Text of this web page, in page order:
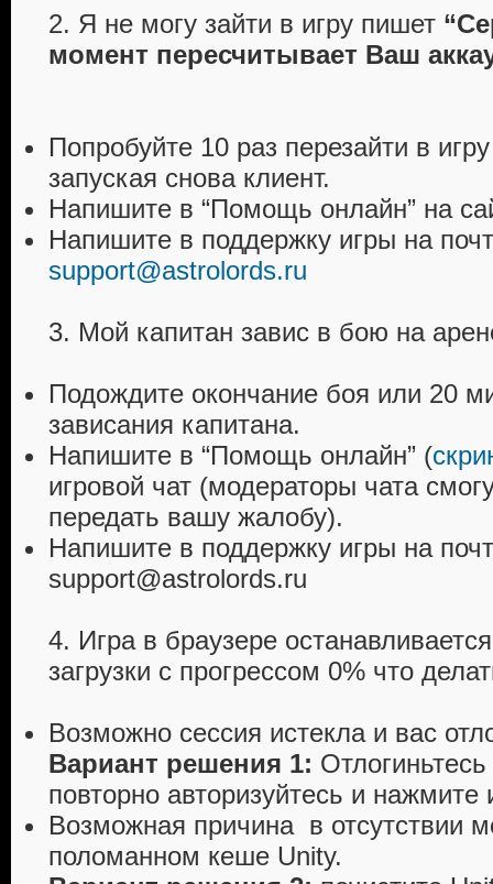
2. Я не могу зайти в игру пишет
момент пересчитывает Ваш
Попробуйте 10 раз перезайти в
запуская снова клиент.
Напишите в “Помощь онлайн” на
Напишите в поддержку игры на
support@astrolords.ru
3. Мой капитан завис в бою на
Подождите окончание боя или 20
зависания капитана.
Напишите в “Помощь онлайн” (
игровой чат (модераторы чата
передать вашу жалобу).
Напишите в поддержку игры на
support@astrolords.ru
4. Игра в браузере
загрузки с прогрессом 0% что
Возможно сессия истекла и вас
Вариант решения 1:
повторно авторизуйтесь и нажмите
Возможная причина в отсутствии
поломанном кеше Unity.